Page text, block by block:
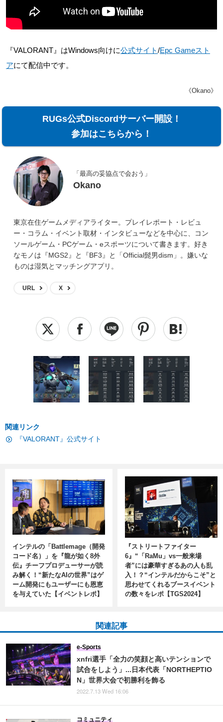
『VALORANT』はWindows向けに公式サイト/Epc Gameスト
アにて配信中です。
《Okano》
RUGs公式Discordサーバー開設！
参加はこちらから！
「最高の妥協点で会おう」
Okano
東京在住ゲームメディアライター。プレイレポート・レビュ
ー・コラム・イベント取材・インタビューなどを中心に、コン
ソールゲーム・PCゲーム・eスポーツについて書きます。好き
なモノは『MGS2』と『BF3』と「Official髭男dism」。嫌いな
ものは湿気とマッチングアプリ。
URL X
関連リンク
『VALORANT』公式サイト
インテルの「Battlemage（開発
コード名）」を『龍が如く8外
伝』チーフプロデューサーが読
み解く！“新たなAIの世界”はゲ
ーム開発にもユーザーにも恩恵
を与えていた【イベントレポ】
『ストリートファイター
6』“「RaMu」vs一般来場
者”には豪華すぎるあの人も乱
入！？“インテルだからこそ”と
思わせてくれるブースイベント
の数々をレポ【TGS2024】
関連記事
xnfri選手「全力の笑顔と高いテンションで
試合をしよう」...日本代表「NORTHEPTIO
N」世界大会で初勝利を飾る
e-Sports
2022.7.13 Wed 16:06
コミュニティ